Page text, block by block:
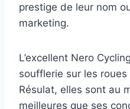
prestige de leur nom
marketing.
L’excellent Nero
soufflerie sur les
Résulat, elles sont au
meilleures que ses